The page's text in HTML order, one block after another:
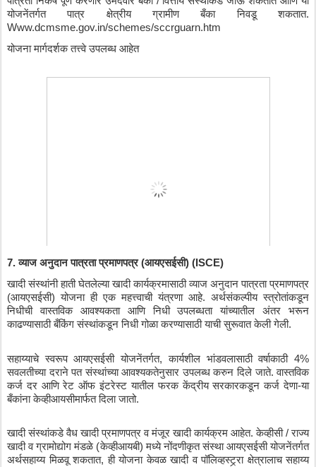
योजनेंतर्गत
पात्र क्षेत्रीय ग्रामीण बँका निवडू शकतात.
Www.dcmsme.gov.in/schemes/sccrguarn.htm
योजना मार्गदर्शक तत्त्वे उपलब्ध आहेत
7. व्याज अनुदान पात्रता प्रमाणपत्र (आयएसईसी) (ISCE)
खादी संस्थांनी हाती घेतलेल्या खादी कार्यक्रमासाठी व्याज अनुदान पात्रता प्रमाणपत्र
(आयएसईसी) योजना ही एक महत्त्वाची यंत्रणा आहे. अर्थसंकल्पीय स्त्रोतांकडून
निधीची
वास्तविक आवश्यकता आणि निधी उपलब्धता यांच्यातील अंतर
भरून
काढण्यासाठी बँकिंग संस्थांकडून निधी गोळा करण्यासाठी याची सुरूवात केली गेली.
सहाय्याचे स्वरूप आयएसईसी योजनेंतर्गत, कार्यशील भांडवलासाठी वर्षाकाठी
सवलतीच्या दराने पत संस्थांच्या आवश्यकतेनुसार उपलब्ध करुन दिले जाते. वास्तविक
कर्ज दर आणि रेट ऑफ इंटरेस्ट यातील फरक केंद्रीय सरकारकडून कर्ज देणा-या
बँकांना केव्हीआयसीमार्फत दिला जातो.
खादी संस्थांकडे वैध खादी प्रमाणपत्र व मंजूर खादी कार्यक्रम आहेत. केव्हीसी / राज्य
खादी व ग्रामोद्योग मंडळे (केव्हीआयबी) मध्ये नोंदणीकृत संस्था आयएसईसी योजनेंतर्गत
अर्थसहाय्य मिळवू शकतात, ही योजना केवळ खादी व पॉलिव्हस्ट्र्रा क्षेत्रालाच सहाय्य